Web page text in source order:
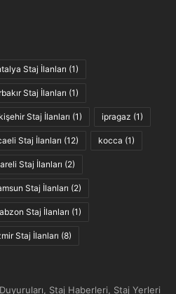
Staj İlanları (1)
Staj İlanları (1)
Staj İlanları (1) ipragaz (1)
Staj İlanları (12) kocca (1)
Staj İlanları (2)
Staj İlanları (2)
Staj İlanları (1)
Staj İlanları (8)
Staj Haberleri, Staj Yerleri